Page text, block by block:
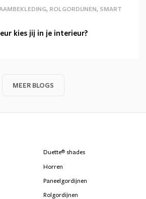
ROLGORDIJNEN, SMART
kies jij in je interieur?
MEER BLOGS
Duette® shades
Horren
Paneelgordijnen
Rolgordijnen